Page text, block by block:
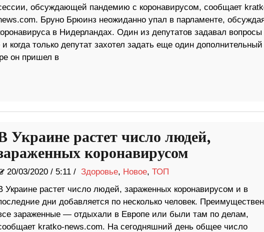
обсуждающей пандемию с коронавирусом, сообщает
Бруно Брюинз неожиданно упал в парламенте,
в Нидерландах. Один из депутатов задавал вопросы
когда только депутат захотел задать еще один дополнительный
он пришел в
Украине растет число людей,
коронавирусом
20/03/2020/ 5:11 / Здоровье, Новое, ТОП
Украине растет число людей, зараженных коронавирусом и в
дни добавляется по несколько человек.
зараженные — отдыхали в Европе или были там по делам,
kratko-news.com. На сегодняшний день общее число